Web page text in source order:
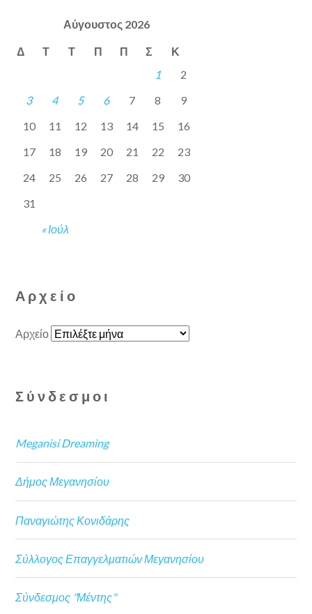
Αύγουστος 2026
Δ Τ Τ Π Π Σ Κ
« Ιούλ
1
2
3
4 5 6 7 8
9
10
11 12 13 14 15
16
17
18 19 20 21 22
23
24
25 26 27 28 29
30
31
Αρχείο
Αρχείο
Σύνδεσμοι
Meganisi Dreaming
Δήμος Μεγανησίου
Παναγιώτης Κονιδάρης
Σύλλογος Επαγγελματιών Μεγανησίου
Σύνδεσμος "Μέντης"